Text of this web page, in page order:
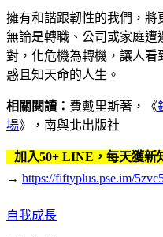
擁有和諧跟韌性的我們，將
無論是轉職、公司或家庭
對，化危機為轉機，讓人
惑且知天命的人生。
相關閱讀： 費戴里斯著，《
場》，南與北出版社
加入50+ LINE，每天獲新
→ https://fiftyplus.pse.im/
自我成長